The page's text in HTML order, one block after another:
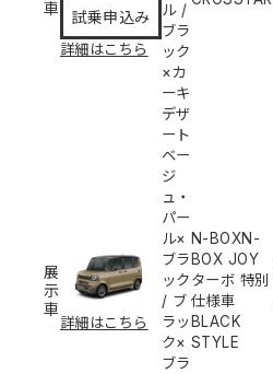
車
試乗申込み
詳細はこちら
ル/
ブラ
ック
×カ
ーキ
展
示
車
詳細はこちら
デザ
ート
ベー
ジ
ュ・
パー
ル×
ブラ
ック
/ ブ
ラッ
ク×
ブラ
N-BOXN-
BOX JOY
ターボ 特別
仕様車
BLACK
STYLE